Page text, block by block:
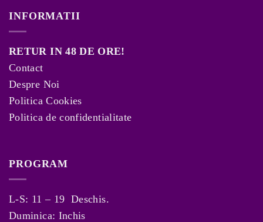
INFORMATII
RETUR IN 48 DE ORE!
Contact
Despre Noi
Politica Cookies
Politica de confidentialitate
PROGRAM
L-S: 11 – 19 Deschis.
Duminica: Inchis